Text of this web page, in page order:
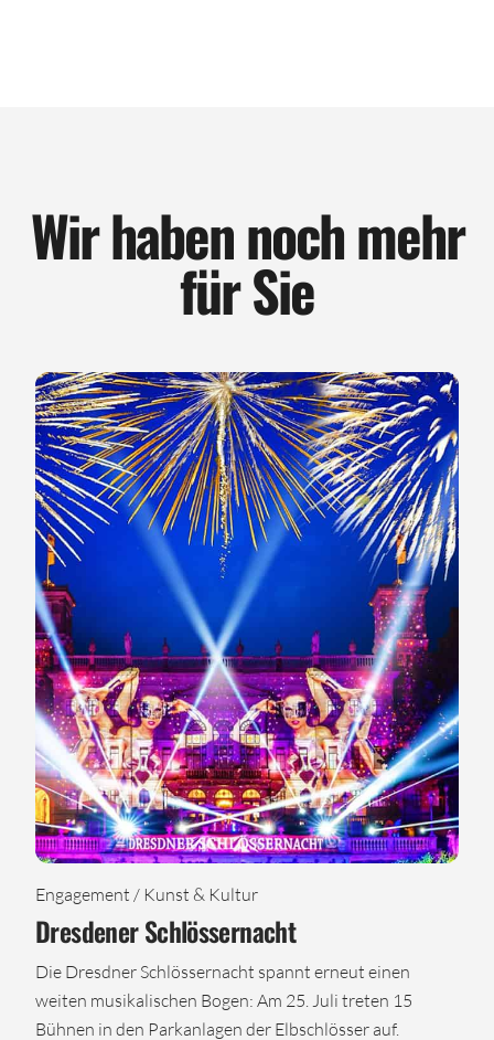
Wir haben noch mehr
für Sie
Engagement / Kunst & Kultur
Dresdener Schlössernacht
Die Dresdner Schlössernacht spannt erneut einen
weiten musikalischen Bogen: Am 25. Juli treten 15
Bühnen in den Parkanlagen der Elbschlösser auf.